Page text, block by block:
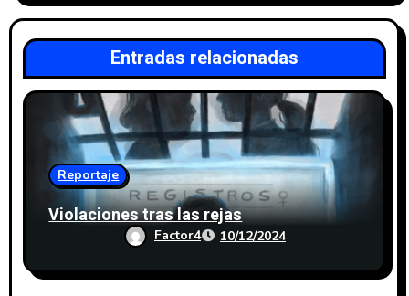
Entradas relacionadas
Reportaje
Violaciones tras las rejas
Factor4 10/12/2024